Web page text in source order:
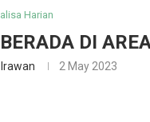
Harian
DI
Irawan 2 May 2023